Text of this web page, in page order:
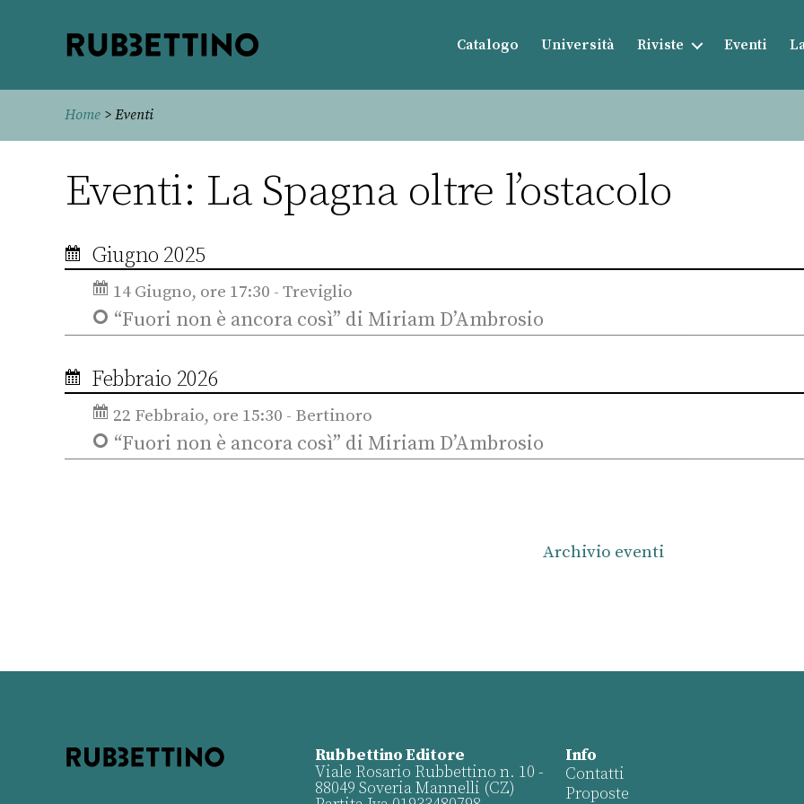
Catalogo Università Riviste Eventi
Home > Eventi
Eventi: La Spagna oltre l’ostacolo
Giugno 2025
14 Giugno, ore 17:30 - Treviglio
“Fuori non è ancora così” di Miriam D’Ambrosio
Febbraio 2026
22 Febbraio, ore 15:30 - Bertinoro
“Fuori non è ancora così” di Miriam D’Ambrosio
Archivio eventi
Rubbettino Editore
Viale Rosario Rubbettino n. 10 -
88049 Soveria Mannelli (CZ)
Info
Contatti
Proposte